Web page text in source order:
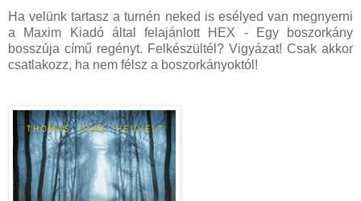
Ha velünk tartasz a turnén neked is esélyed van megnyerni
a Maxim Kiadó által felajánlott HEX - Egy boszorkány
bosszúja című regényt. Felkészültél? Vigyázat! Csak akkor
csatlakozz, ha nem félsz a boszorkányoktól!